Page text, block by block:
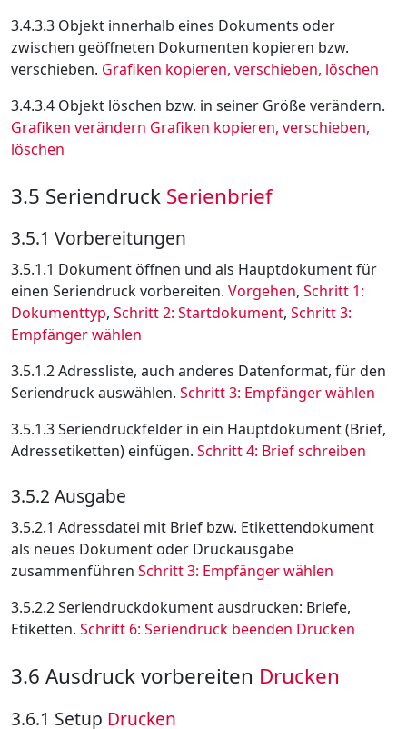
3.4.3.3 Objekt innerhalb eines Dokuments oder
zwischen geöffneten Dokumenten kopieren bzw.
verschieben. Grafiken kopieren, verschieben, löschen
3.4.3.4 Objekt löschen bzw. in seiner Größe verändern.
Grafiken verändern Grafiken kopieren, verschieben,
löschen
3.5 Seriendruck Serienbrief
3.5.1 Vorbereitungen
3.5.1.1 Dokument öffnen und als Hauptdokument für
einen Seriendruck vorbereiten. Vorgehen, Schritt 1:
Dokumenttyp, Schritt 2: Startdokument, Schritt 3:
Empfänger wählen
3.5.1.2 Adressliste, auch anderes Datenformat, für den
Seriendruck auswählen. Schritt 3: Empfänger wählen
3.5.1.3 Seriendruckfelder in ein Hauptdokument (Brief,
Adressetiketten) einfügen. Schritt 4: Brief schreiben
3.5.2 Ausgabe
3.5.2.1 Adressdatei mit Brief bzw. Etikettendokument
als neues Dokument oder Druckausgabe
zusammenführen Schritt 3: Empfänger wählen
3.5.2.2 Seriendruckdokument ausdrucken: Briefe,
Etiketten. Schritt 6: Seriendruck beenden Drucken
3.6 Ausdruck vorbereiten Drucken
3.6.1 Setup Drucken